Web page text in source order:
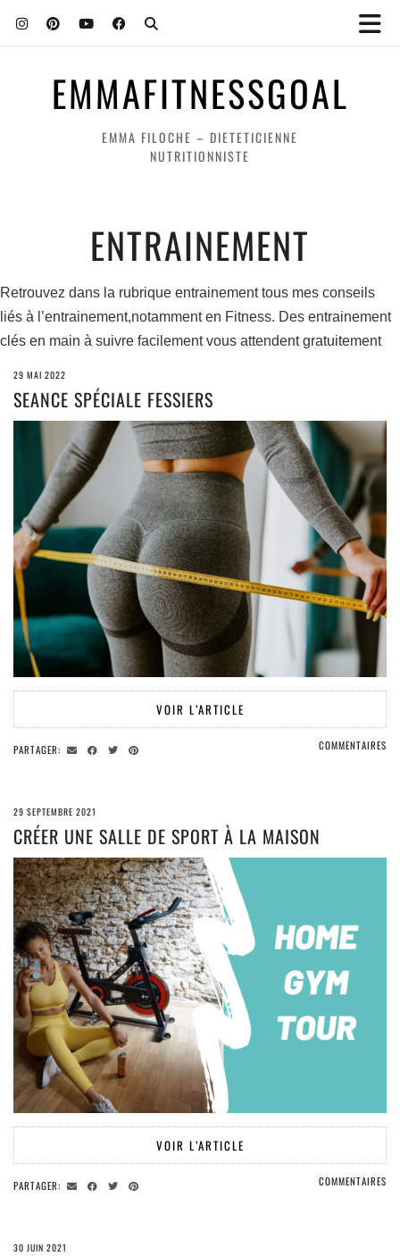
EMMAFITNESSGOAL
EMMA FILOCHE – DIETETICIENNE
NUTRITIONNISTE
ENTRAINEMENT
Retrouvez dans la rubrique entrainement tous mes conseils
liés à l’entrainement,notamment en Fitness. Des entrainement
clés en main à suivre facilement vous attendent gratuitement
29 MAI 2022
SEANCE SPÉCIALE FESSIERS
VOIR L’ARTICLE
PARTAGER: COMMENTAIRES
29 SEPTEMBRE 2021
CRÉER UNE SALLE DE SPORT À LA MAISON
VOIR L’ARTICLE
PARTAGER: COMMENTAIRES
30 JUIN 2021